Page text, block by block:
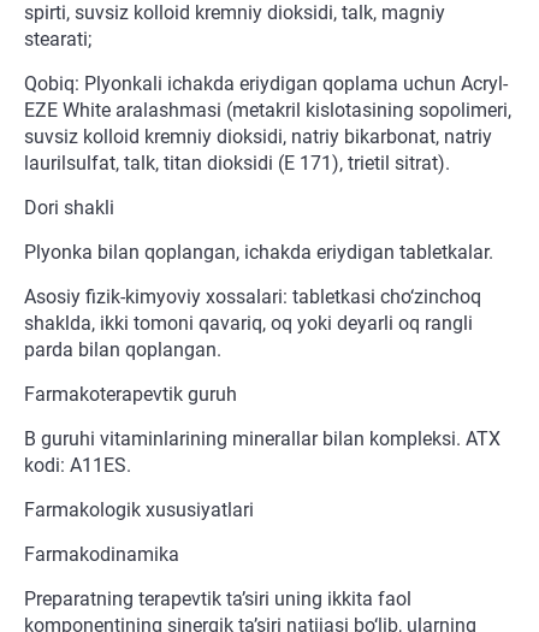
spirti, suvsiz kolloid kremniy dioksidi, talk, magniy
stearati;
Qobiq: Plyonkali ichakda eriydigan qoplama uchun Acryl-
EZE White aralashmasi (metakril kislotasining sopolimeri,
suvsiz kolloid kremniy dioksidi, natriy bikarbonat, natriy
laurilsulfat, talk, titan dioksidi (E 171), trietil sitrat).
Dori shakli
Plyonka bilan qoplangan, ichakda eriydigan tabletkalar.
Asosiy fizik-kimyoviy xossalari: tabletkasi cho‘zinchoq
shaklda, ikki tomoni qavariq, oq yoki deyarli oq rangli
parda bilan qoplangan.
Farmakoterapevtik guruh
B guruhi vitaminlarining minerallar bilan kompleksi. ATX
kodi: A11ES.
Farmakologik xususiyatlari
Farmakodinamika
Preparatning terapevtik ta’siri uning ikkita faol
komponentining sinergik ta’siri natijasi bo‘lib, ularning